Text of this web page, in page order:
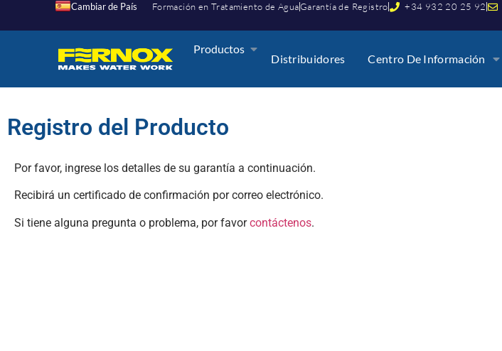
Cambiar de País Formación en Tratamiento de AguaGarantía de Registro +34 932 20 25 92
Productos
Distribuidores Centro De Información
Registro del Producto
Por favor, ingrese los detalles de su garantía a continuación.
Recibirá un certificado de confirmación por correo electrónico.
Si tiene alguna pregunta o problema, por favorcontáctenos.